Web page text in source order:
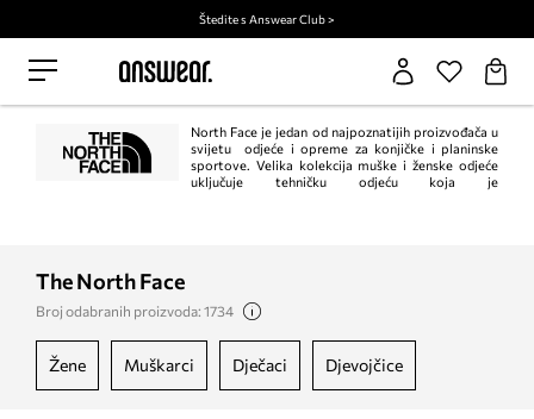
Štedite s Answear Club >
North Face je jedan od najpoznatijih proizvođača u
svijetu odjeće i opreme za konjičke i planinske
sportove. Velika kolekcija muške i ženske odjeće
uključuje tehničku odjeću koja je
The North Face
Broj odabranih proizvoda: 1734
žene muškarci dječaci djevojčice